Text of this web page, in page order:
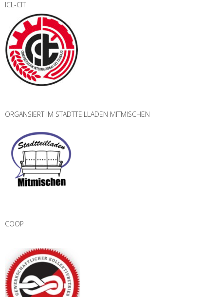
ICL-CIT
ORGANSIERT IM STADTTEILLADEN MITMISCHEN
COOP